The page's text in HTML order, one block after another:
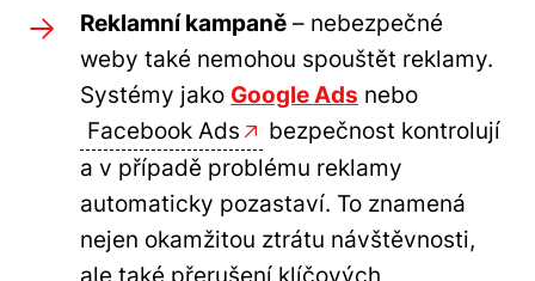
Reklamní kampaně – nebezpečné
weby také nemohou spouštět reklamy.
Systémy jako Google Ads nebo
Facebook Ads
bezpečnost kontrolují
a v případě problému reklamy
automaticky pozastaví. To znamená
nejen okamžitou ztrátu návštěvnosti,